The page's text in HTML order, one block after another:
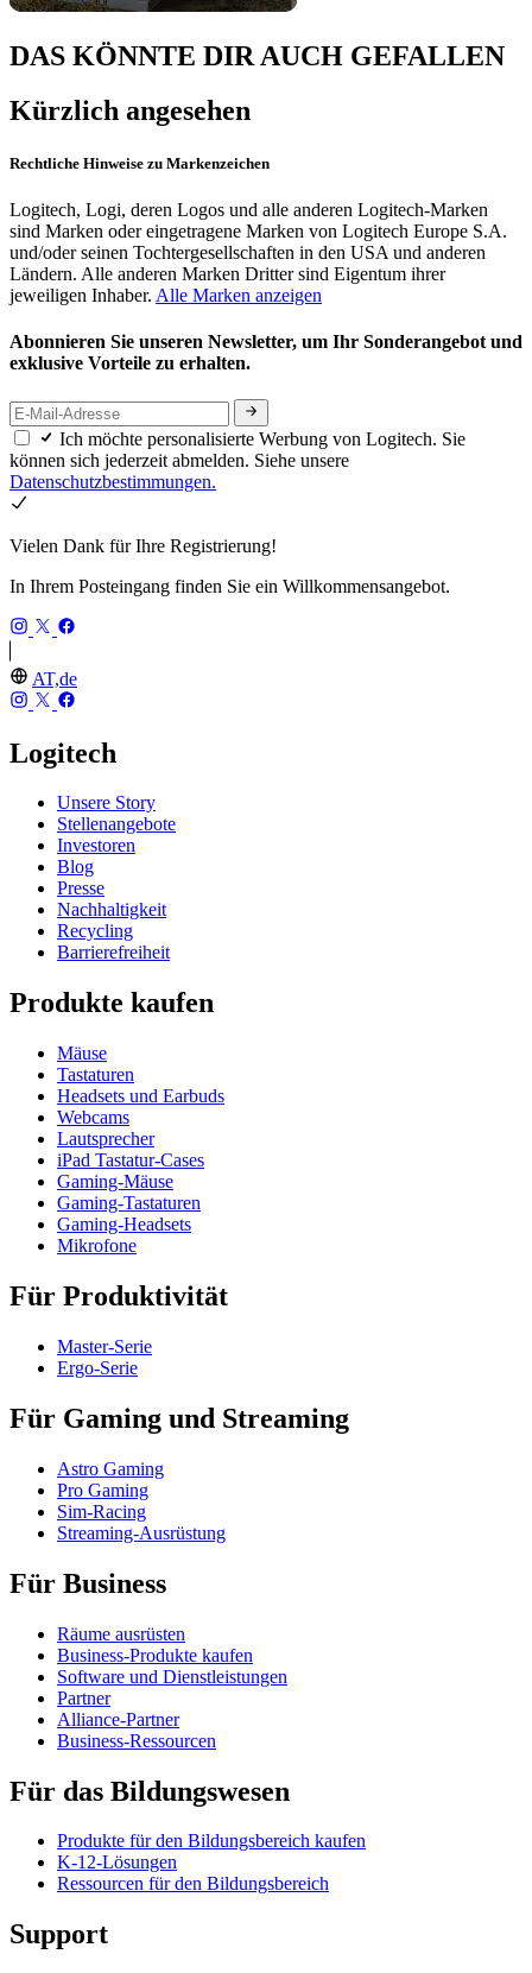
DAS KÖNNTE DIR AUCH GEFALLEN
Kürzlich angesehen
Rechtliche Hinweise zu Markenzeichen
Logitech, Logi, deren Logos und alle anderen Logitech-Marken
sind Marken oder eingetragene Marken von Logitech Europe S.A.
und/oder seinen Tochtergesellschaften in den USA und anderen
Ländern. Alle anderen Marken Dritter sind Eigentum ihrer
jeweiligen Inhaber. Alle Marken anzeigen
Abonnieren Sie unseren Newsletter, um Ihr Sonderangebot und
exklusive Vorteile zu erhalten.
Ich möchte personalisierte Werbung von Logitech. Sie
können sich jederzeit abmelden. Siehe unsere
Datenschutzbestimmungen.
Vielen Dank für Ihre Registrierung!
In Ihrem Posteingang finden Sie ein Willkommensangebot.
AT,de
Logitech
Unsere Story
Stellenangebote
Investoren
Blog
Presse
Nachhaltigkeit
Recycling
Barrierefreiheit
Produkte kaufen
Mäuse
Tastaturen
Headsets und Earbuds
Webcams
Lautsprecher
iPad Tastatur-Cases
Gaming-Mäuse
Gaming-Tastaturen
Gaming-Headsets
Mikrofone
Für Produktivität
Master-Serie
Ergo-Serie
Für Gaming und Streaming
Astro Gaming
Pro Gaming
Sim-Racing
Streaming-Ausrüstung
Für Business
Räume ausrüsten
Business-Produkte kaufen
Software und Dienstleistungen
Partner
Alliance-Partner
Business-Ressourcen
Für das Bildungswesen
Produkte für den Bildungsbereich kaufen
K-12-Lösungen
Ressourcen für den Bildungsbereich
Support